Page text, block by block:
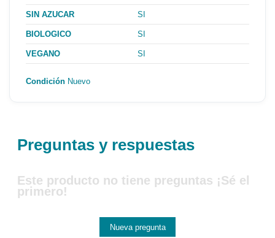
SIN AZUCAR SI
BIOLOGICO SI
VEGANO SI
Condición Nuevo
Preguntas y respuestas
Este producto no tiene preguntas ¡Sé el
primero!
Nueva pregunta